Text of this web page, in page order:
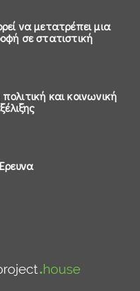
να μετατρέπει μια
σε στατιστική
και κοινωνική